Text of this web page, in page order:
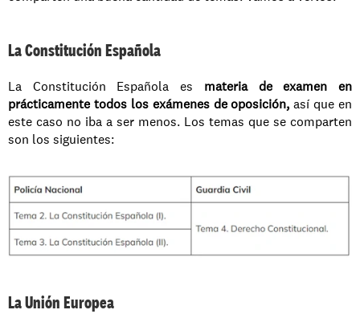
La Constitución Española
La Constitución Española es materia de examen en
prácticamente todos los exámenes de oposición, así que en
este caso no iba a ser menos. Los temas que se comparten
son los siguientes:
La Unión Europea